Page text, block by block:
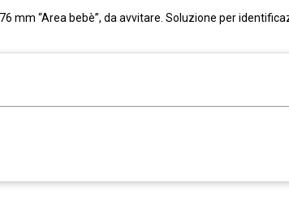
mm “Area bebè”, da avvitare. Soluzione per